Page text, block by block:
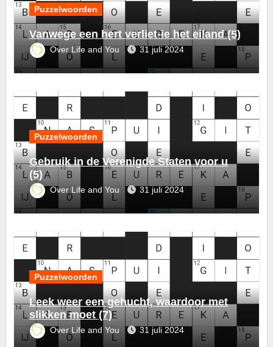
Puzzelwoorden
Vanwege een hert verliet-ie het eiland (5)
Over Life and You 31 juli 2024
Puzzelwoorden
Gebruik in de Verenigde Staten voor u
(5)
Over Life and You 31 juli 2024
Puzzelwoorden
Leek weer een gehucht, waardoor met
slikken moet (7)
Over Life and You 31 juli 2024